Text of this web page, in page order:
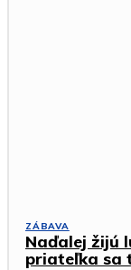
ZÁBAVA
Naďalej žijú
priateľka sa